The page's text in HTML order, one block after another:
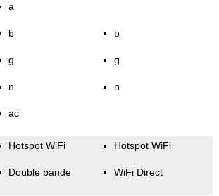
a
b
g
n
ac
b
g
n
Hotspot WiFi
Double bande
Hotspot WiFi
WiFi Direct